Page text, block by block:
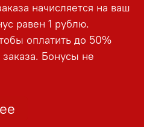
начисляется на ваш
равен 1 рублю.
оплатить до 50%
Бонусы не